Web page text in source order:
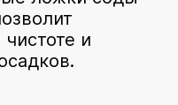
и